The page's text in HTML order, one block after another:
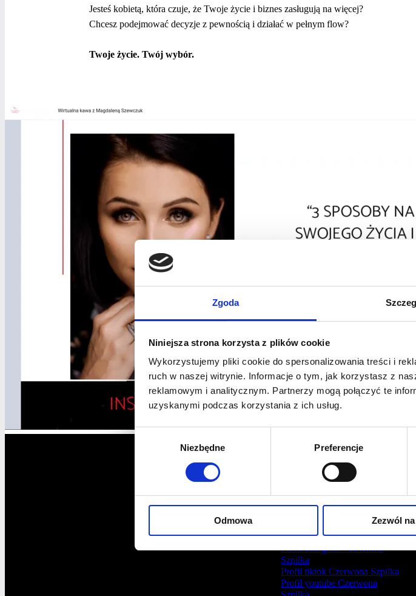
Zgoda
Niniejsza strona korzysta z plików cookie
Wykorzystujemy pliki cookie do spersonalizowania treści i
ruch w naszej witrynie. Informacje o tym, jak korzystasz z
reklamowym i analitycznym. Partnerzy mogą połączyć te
uzyskanymi podczas korzystania z ich usług.
Wybór
Niezbędne Preferencje
Odmowa Zezwól
Jesteś kobietą, która czuje, że Twoje życie i biznes zasługują na więcej?
Chcesz podejmować decyzje z pewnością i działać w pełnym flow?
Twoje życie. Twój wybór.
Profil facebook Czerwona
Szpilka
Profil instagram Czerwona
Szpilka
Profil tiktok Czerwona Szpilka
Profil youtube Czerwona